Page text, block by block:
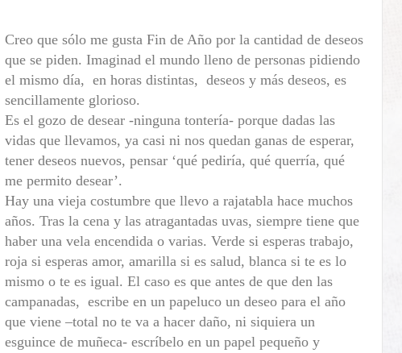
Creo que sólo me gusta Fin de Año por la cantidad de deseos
que se piden. Imaginad el mundo lleno de personas pidiendo
el mismo día, en horas distintas, deseos y más deseos, es
sencillamente glorioso.
Es el gozo de desear -ninguna tontería- porque dadas las
vidas que llevamos, ya casi ni nos quedan ganas de esperar,
tener deseos nuevos, pensar ‘qué pediría, qué querría, qué
me permito desear’.
Hay una vieja costumbre que llevo a rajatabla hace muchos
años. Tras la cena y las atragantadas uvas, siempre tiene que
haber una vela encendida o varias. Verde si esperas trabajo,
roja si esperas amor, amarilla si es salud, blanca si te es lo
mismo o te es igual. El caso es que antes de que den las
campanadas, escribe en un papeluco un deseo para el año
que viene –total no te va a hacer daño, ni siquiera un
esguince de muñeca- escríbelo en un papel pequeño y